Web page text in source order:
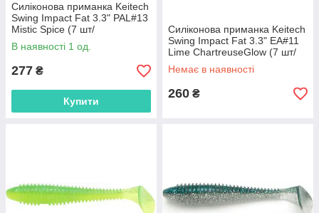
Силіконова приманка Keitech
Swing Impact Fat 3.3" PAL#13
Mistic Spice (7 шт/
уп),1551.07.85
В наявності 1 од.
277 ₴
Купити
Силіконова приманка Keitech
Swing Impact Fat 3.3" EA#11
Lime ChartreuseGlow (7 шт/
уп),1551.07.07
Немає в наявності
260 ₴